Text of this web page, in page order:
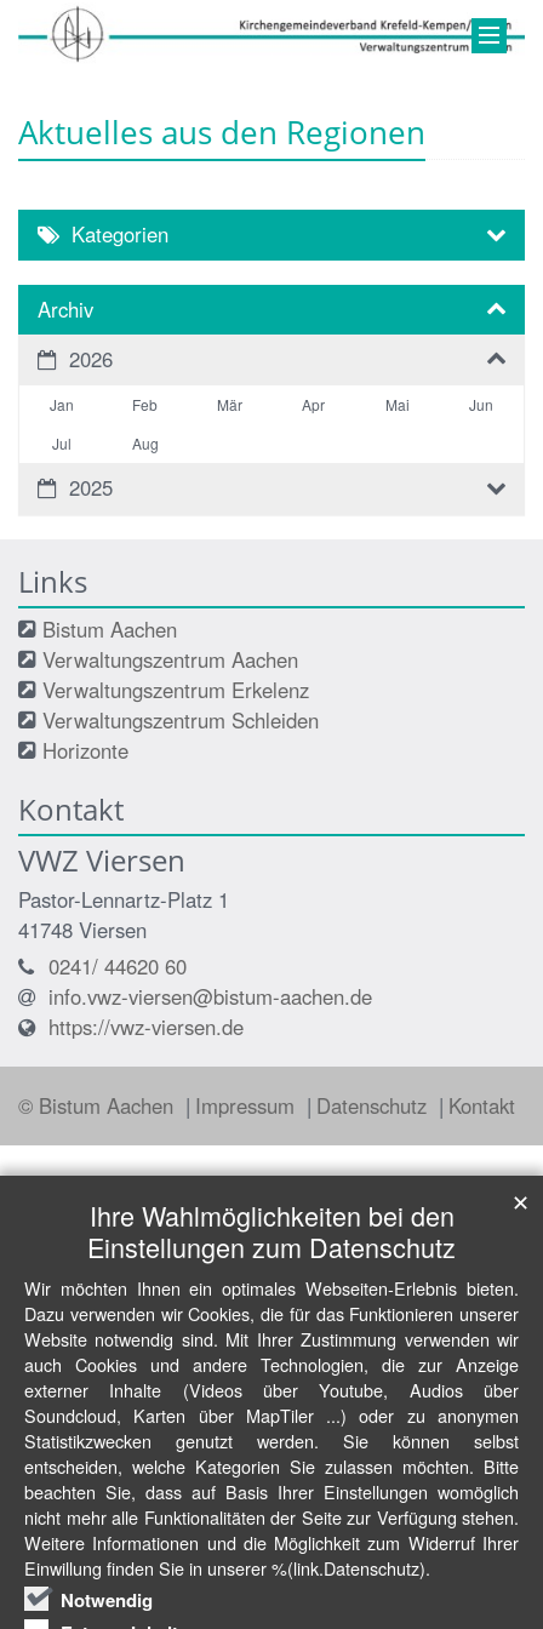
Aktuelles aus den Regionen
Kategorien
Archiv
2026
Jan Feb Mär Apr Mai
Jun
Jul
Aug
2025
Links
Bistum Aachen
Verwaltungszentrum Aachen
Verwaltungszentrum Erkelenz
Verwaltungszentrum Schleiden
Horizonte
Kontakt
VWZ Viersen
Pastor-Lennartz-Platz 1
41748 Viersen
0241/ 44620 60
info.vwz-viersen@bistum-aachen.de
https://vwz-viersen.de
© Bistum Aachen Impressum Datenschutz Kontakt
Ihre Wahlmöglichkeiten bei den
Einstellungen zum Datenschutz
Wir möchten Ihnen ein optimales Webseiten-Erlebnis bieten.
Dazu verwenden wir Cookies, die für das Funktionieren unserer
Website notwendig sind. Mit Ihrer Zustimmung verwenden wir
auch Cookies und andere Technologien, die zur Anzeige
externer Inhalte (Videos über Youtube, Audios über
Soundcloud, Karten über MapTiler ...) oder zu anonymen
Statistikzwecken genutzt werden. Sie können selbst
entscheiden, welche Kategorien Sie zulassen möchten. Bitte
beachten Sie, dass auf Basis Ihrer Einstellungen womöglich
nicht mehr alle Funktionalitäten der Seite zur Verfügung stehen.
Weitere Informationen und die Möglichkeit zum Widerruf Ihrer
Einwillung finden Sie in unserer %(link.Datenschutz).
Notwendig
✕